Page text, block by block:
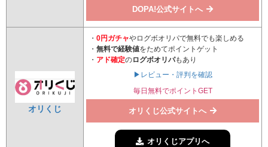
DOPA!公式サイトへ
オリくじ
・ 0円ガチャやログボオリパで無料でも楽しめる
・ 無料で経験値をためてポイントゲット
・ アド確定のログボオリパもあり
▶レビュー・評判を確認
毎日無料でポイントGET
オリくじ公式サイトへ
オリくじアプリへ